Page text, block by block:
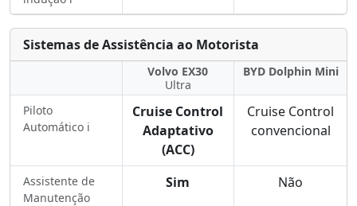
Sistemas de Assistência ao Motorista
Volvo EX30
Ultra
BYD Dolphin Mini
Piloto
Automático ℹ️
Cruise Control
Adaptativo
(ACC)
Cruise Control
convencional
Assistente de
Manutenção
Sim Não